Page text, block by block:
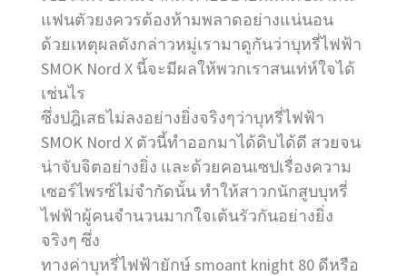
แฟนตัวยงควรต้องห้ามพลาดอย่างแน่นอน
ด้วยเหตุผลดังกล่าวหมู่เรามาดูกันว่าบุหรี่ไฟฟ้า
SMOK Nord X นี้จะมีผลให้พวกเราสนเท่ห์ใจได้
เช่นไร
ซึ่งปฎิเสธไม่ลงอย่างยิ่งจริงๆว่าบุหรี่ไฟฟ้า
SMOK Nord X ตัวนี้ทำออกมาได้ดิบได้ดี สวยจน
น่าจับจิตอย่างยิ่ง และด้วยคอนเซปเรื่องความ
เซอร์ไพรซ์ไม่จำกัดนั้น ทำให้สาวกนักสูบบุหรี่
ไฟฟ้าผู้คนจำนวนมากใจเต้นรัวกันอย่างยิ่ง
จริงๆ ซึ่ง
ทางค่าบุหรี่ไฟฟ้ายักษ์ smoant knight 80 ดีหรือ